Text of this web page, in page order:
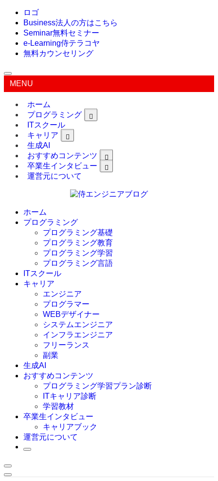
ロゴ
Business法人の方はこちら
Seminar無料セミナー
e-Learning侍テラコヤ
無料カウンセリング
MENU
ホーム
プログラミング
ITスクール
キャリア
生成AI
おすすめコンテンツ
卒業生インタビュー
運営元について
ホーム
プログラミング
プログラミング基礎
プログラミング教育
プログラミング学習
プログラミング言語
C言語
C#
VBA
Go言語
Kotlin
Java
JavaScript
Swift
Ruby
その他言語
ITスクール
キャリア
エンジニア
プログラマー
WEBデザイナー
システムエンジニア
インフラエンジニア
フリーランス
副業
生成AI
おすすめコンテンツ
プログラミング学習プラン診断
ITキャリア診断
学習教材
卒業生インタビュー
キャリアブック
運営元について